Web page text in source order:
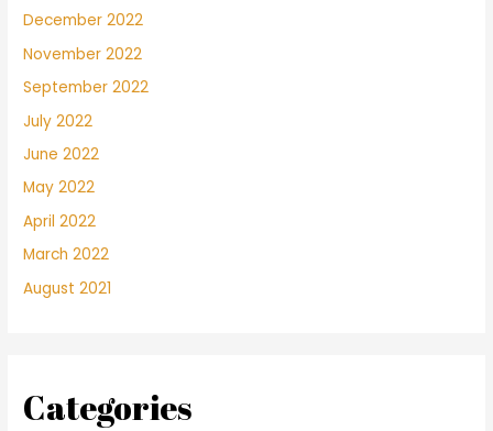
December 2022
November 2022
September 2022
July 2022
June 2022
May 2022
April 2022
March 2022
August 2021
Categories